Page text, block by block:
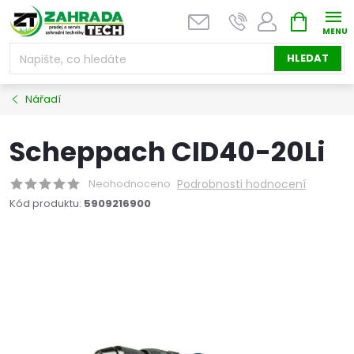
Přejít
na
obsah
HLEDAT
NÁKUPNÍ
KOŠÍK
Nářadí
Scheppach CID40-20Li
Neohodnoceno Podrobnosti hodnocení
Kód produktu: 5909216900